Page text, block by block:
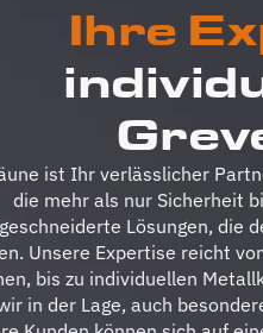
Ihre
ist Ihr verlässlicher
die mehr als nur Sicherheit
Lösungen, die
Unsere Expertise reicht
bis zu individuellen
in der Lage, auch